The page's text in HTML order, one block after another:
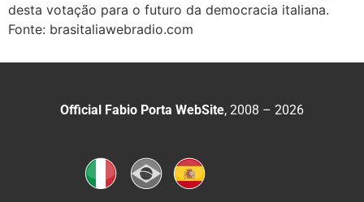
desta votação para o futuro da democracia italiana.
Fonte: brasitaliawebradio.com
Official Fabio Porta WebSite, 2008 – 2026